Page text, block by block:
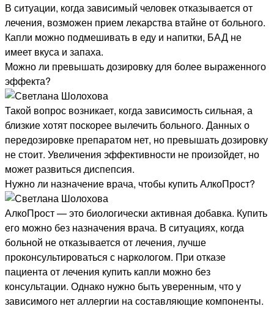
В ситуации, когда зависимый человек отказывается от
лечения, возможен прием лекарства втайне от больного.
Капли можно подмешивать в еду и напитки, БАД не
имеет вкуса и запаха.
Можно ли превышать дозировку для более выраженного
эффекта?
Такой вопрос возникает, когда зависимость сильная, а
близкие хотят поскорее вылечить больного. Данных о
передозировке препаратом нет, но превышать дозировку
не стоит. Увеличения эффективности не произойдет, но
может развиться диспепсия.
Нужно ли назначение врача, чтобы купить АлкоПрост?
АлкоПрост — это биологически активная добавка. Купить
его можно без назначения врача. В ситуациях, когда
больной не отказывается от лечения, лучше
проконсультироваться с наркологом. При отказе
пациента от лечения купить капли можно без
консультации. Однако нужно быть уверенным, что у
зависимого нет аллергии на составляющие компоненты.